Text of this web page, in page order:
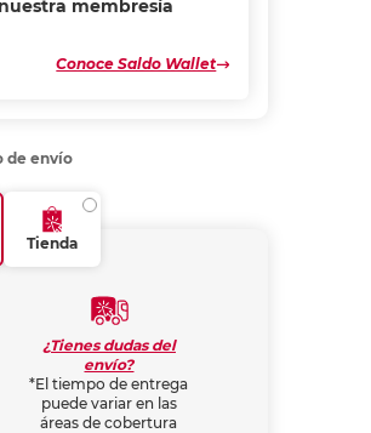
membresía
Conoce Saldo Wallet
de envío
Tienda
¿Tienes dudas del
envío?
*El tiempo de entrega
puede variar en las
áreas de cobertura